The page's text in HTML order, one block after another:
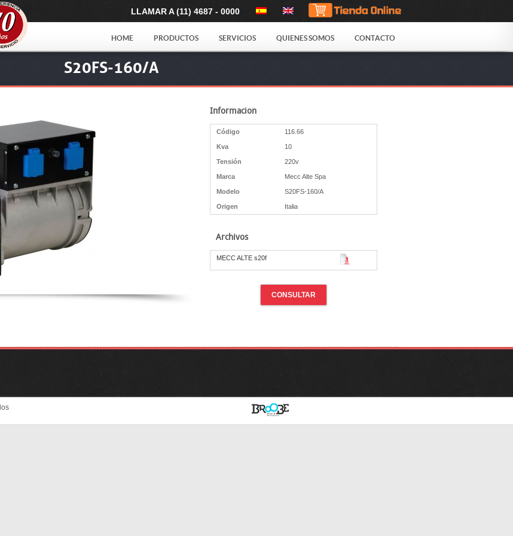
LLAMAR A (11) 4687 - 0000
HOME PRODUCTOS SERVICIOS QUIENES SOMOS CONTACTO
S20FS-160/A
Informacion
Código 116.66
Kva 10
Tensión 220v
Marca Mecc Alte Spa
Modelo S20FS-160/A
Origen Italia
Archivos
MECC ALTE s20f
CONSULTAR